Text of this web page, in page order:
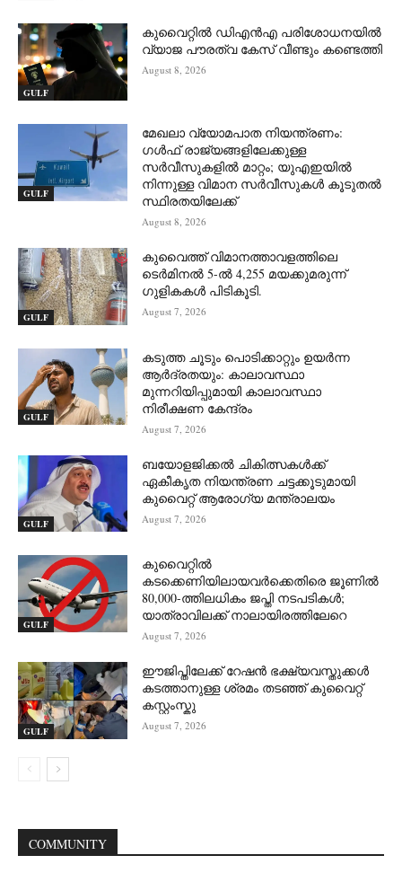
GULF
കുവൈറ്റിൽ ഡിഎൻഎ പരിശോധനയിൽ
വ്യാജ പൗരത്വ കേസ് വീണ്ടും കണ്ടെത്തി
August 8, 2026
GULF
മേഖലാ വ്യോമപാത നിയന്ത്രണം:
ഗൾഫ് രാജ്യങ്ങളിലേക്കുള്ള
സർവീസുകളിൽ മാറ്റം; യുഎഇയിൽ
നിന്നുള്ള വിമാന സർവീസുകൾ കൂടുതൽ
സ്ഥിരതയിലേക്ക്
August 8, 2026
GULF
കുവൈത്ത് വിമാനത്താവളത്തിലെ
ടെർമിനൽ 5-ൽ 4,255 മയക്കുമരുന്ന്
ഗുളികകൾ പിടികൂടി.
August 7, 2026
GULF
കടുത്ത ചൂടും പൊടിക്കാറ്റും ഉയർന്ന
ആർദ്രതയും: കാലാവസ്ഥാ
മുന്നറിയിപ്പുമായി കാലാവസ്ഥാ
നിരീക്ഷണ കേന്ദ്രം
August 7, 2026
GULF
ബയോളജിക്കൽ ചികിത്സകൾക്ക്
ഏകീകൃത നിയന്ത്രണ ചട്ടക്കൂടുമായി
കുവൈറ്റ് ആരോഗ്യ മന്ത്രാലയം
August 7, 2026
GULF
കുവൈറ്റിൽ
കടക്കെണിയിലായവർക്കെതിരെ ജൂണിൽ
80,000-ത്തിലധികം ജപ്തി നടപടികൾ;
യാത്രാവിലക്ക് നാലായിരത്തിലേറെ
August 7, 2026
GULF
ഈജിപ്തിലേക്ക് റേഷൻ ഭക്ഷ്യവസ്തുക്കൾ
കടത്താനുള്ള ശ്രമം തടഞ്ഞ് കുവൈറ്റ്
കസ്റ്റംസ്കു
August 7, 2026
COMMUNITY